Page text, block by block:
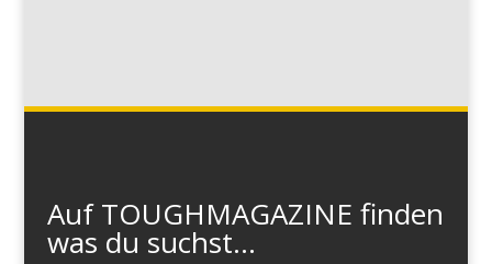
Auf TOUGHMAGAZINE finden
was du suchst...